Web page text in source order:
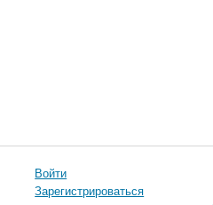
Войти
Зарегистрироваться